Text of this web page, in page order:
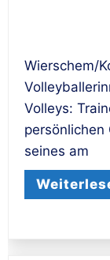
Wierschem/
Volleys:
seines am